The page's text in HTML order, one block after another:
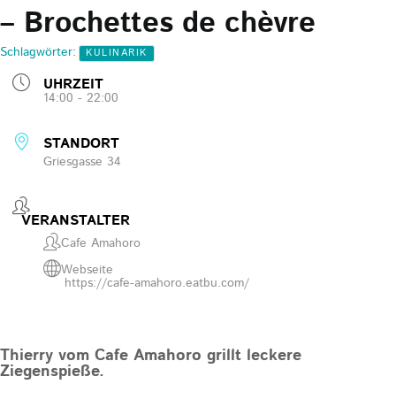
– Brochettes de chèvre
Schlagwörter: KULINARIK
UHRZEIT
14:00 - 22:00
STANDORT
Griesgasse 34
VERANSTALTER
Cafe Amahoro
Webseite
https://cafe-amahoro.eatbu.com/
Thierry vom Cafe Amahoro grillt leckere
Ziegenspieße.